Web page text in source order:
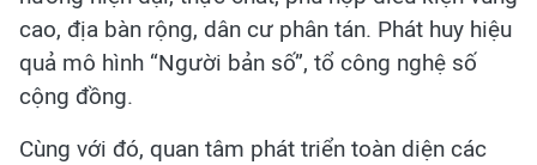
cao, địa bàn rộng, dân cư phân tán. Phát huy hiệu
quả mô hình “Người bản số”, tổ công nghệ số
cộng đồng.
Cùng với đó, quan tâm phát triển toàn diện các